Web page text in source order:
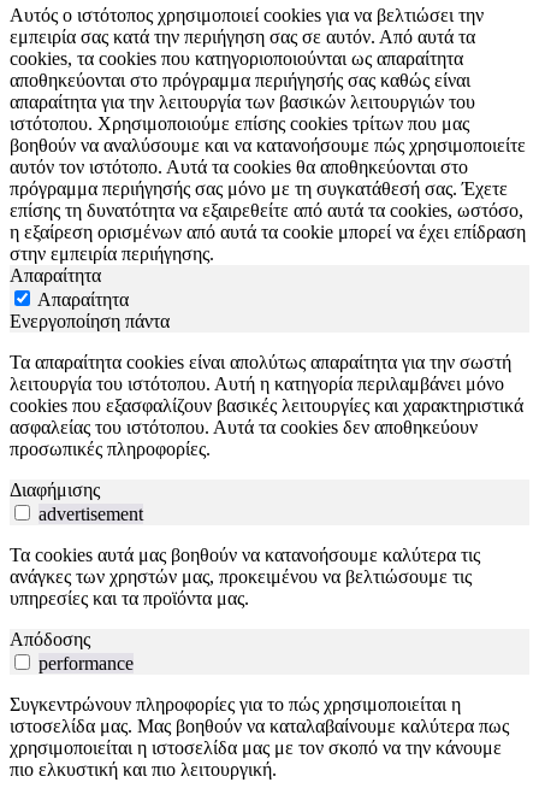
Αυτός ο ιστότοπος χρησιμοποιεί cookies για να βελτιώσει την
εμπειρία σας κατά την περιήγηση σας σε αυτόν. Από αυτά τα
cookies, τα cookies που κατηγοριοποιούνται ως απαραίτητα
αποθηκεύονται στο πρόγραμμα περιήγησής σας καθώς είναι
απαραίτητα για την λειτουργία των βασικών λειτουργιών του
ιστότοπου. Χρησιμοποιούμε επίσης cookies τρίτων που μας
βοηθούν να αναλύσουμε και να κατανοήσουμε πώς χρησιμοποιείτε
αυτόν τον ιστότοπο. Αυτά τα cookies θα αποθηκεύονται στο
πρόγραμμα περιήγησής σας μόνο με τη συγκατάθεσή σας. Έχετε
επίσης τη δυνατότητα να εξαιρεθείτε από αυτά τα cookies, ωστόσο,
η εξαίρεση ορισμένων από αυτά τα cookie μπορεί να έχει επίδραση
στην εμπειρία περιήγησης.
Απαραίτητα
Απαραίτητα
Ενεργοποίηση πάντα
Τα απαραίτητα cookies είναι απολύτως απαραίτητα για την σωστή
λειτουργία του ιστότοπου. Αυτή η κατηγορία περιλαμβάνει μόνο
cookies που εξασφαλίζουν βασικές λειτουργίες και χαρακτηριστικά
ασφαλείας του ιστότοπου. Αυτά τα cookies δεν αποθηκεύουν
προσωπικές πληροφορίες.
Διαφήμισης
advertisement
Τα cookies αυτά μας βοηθούν να κατανοήσουμε καλύτερα τις
ανάγκες των χρηστών μας, προκειμένου να βελτιώσουμε τις
υπηρεσίες και τα προϊόντα μας.
Απόδοσης
performance
Συγκεντρώνουν πληροφορίες για το πώς χρησιμοποιείται η
ιστοσελίδα μας. Μας βοηθούν να καταλαβαίνουμε καλύτερα πως
χρησιμοποιείται η ιστοσελίδα μας με τον σκοπό να την κάνουμε
πιο ελκυστική και πιο λειτουργική.